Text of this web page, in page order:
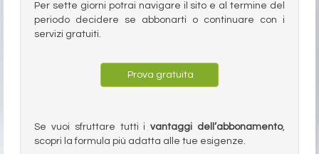
Per sette giorni potrai navigare il sito e al termine del
periodo decidere se abbonarti o continuare con i
servizi gratuiti.
Prova gratuita
Se vuoi sfruttare tutti ivantaggi dell’abbonamento,
scopri la formula più adatta alle tue esigenze.